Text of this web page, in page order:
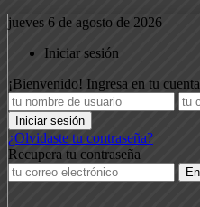
jueves 6 de agosto de 2026
Iniciar sesión
¡Bienvenido! Ingresa en tu cuenta
¿Olvidaste tu contraseña?
Recupera tu contraseña